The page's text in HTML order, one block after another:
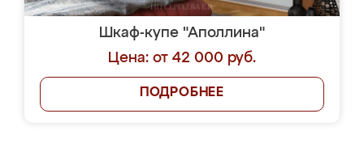
Шкаф-купе "Аполлина"
Цена: от 42 000 руб.
ПОДРОБНЕЕ